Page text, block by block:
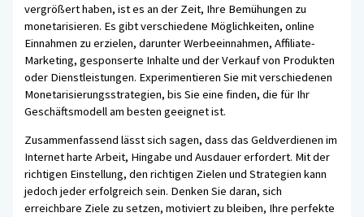
vergrößert haben, ist es an der Zeit, Ihre Bemühungen zu
monetarisieren. Es gibt verschiedene Möglichkeiten, online
Einnahmen zu erzielen, darunter Werbeeinnahmen, Affiliate-
Marketing, gesponserte Inhalte und der Verkauf von Produkten
oder Dienstleistungen. Experimentieren Sie mit verschiedenen
Monetarisierungsstrategien, bis Sie eine finden, die für Ihr
Geschäftsmodell am besten geeignet ist.
Zusammenfassend lässt sich sagen, dass das Geldverdienen im
Internet harte Arbeit, Hingabe und Ausdauer erfordert. Mit der
richtigen Einstellung, den richtigen Zielen und Strategien kann
jedoch jeder erfolgreich sein. Denken Sie daran, sich
erreichbare Ziele zu setzen, motiviert zu bleiben, Ihre perfekte